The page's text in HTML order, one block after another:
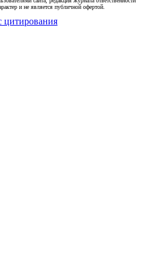
и не является публичной офертой.